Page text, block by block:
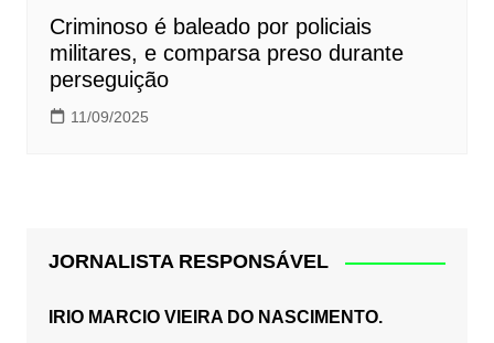
Criminoso é baleado por policiais
militares, e comparsa preso durante
perseguição
11/09/2025
JORNALISTA RESPONSÁVEL
IRIO MARCIO VIEIRA DO NASCIMENTO.